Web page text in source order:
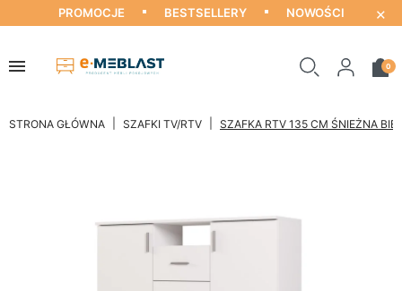
PROMOCJE BESTSELLERY NOWOŚCI ×
0
STRONA GŁÓWNA SZAFKI TV/RTV SZAFKA RTV 135 CM ŚNIEŻNA